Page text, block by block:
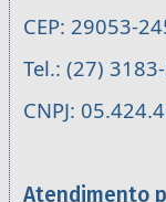
CEP: 29053-
Tel.: (27)
CNPJ:
Atendimento